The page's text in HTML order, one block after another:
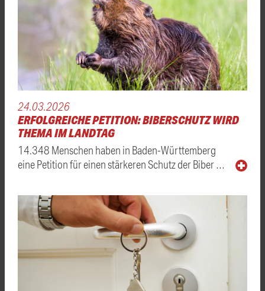
24.03.2026
ERFOLGREICHE PETITION: BIBERSCHUTZ WIRD
THEMA IM LANDTAG
14.348 Menschen haben in Baden-Württemberg
eine Petition für einen stärkeren Schutz der Biber …